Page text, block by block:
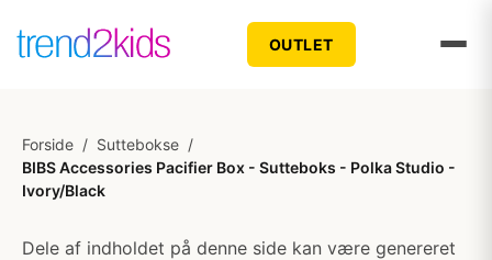
OUTLET
Forside / Suttebokse /
BIBS Accessories Pacifier Box - Sutteboks - Polka Studio -
Ivory/Black
Dele af indholdet på denne side kan være genereret